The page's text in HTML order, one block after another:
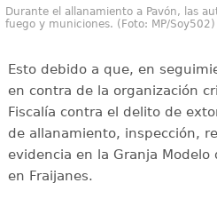
Durante el allanamiento a Pavón, las
fuego y municiones. (Foto: MP/Soy502)
Esto debido a que, en
en contra de la organización
Fiscalía contra el delito de
de allanamiento, inspección,
evidencia en la Granja Modelo
en Fraijanes.